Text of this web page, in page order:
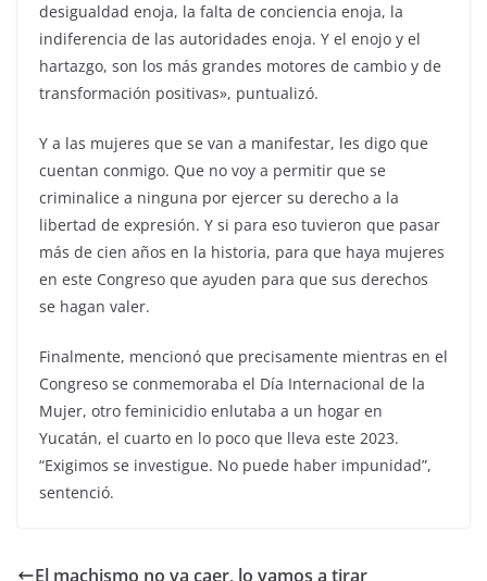
desigualdad enoja, la falta de conciencia enoja, la
indiferencia de las autoridades enoja. Y el enojo y el
hartazgo, son los más grandes motores de cambio y de
transformación positivas», puntualizó.
Y a las mujeres que se van a manifestar, les digo que
cuentan conmigo. Que no voy a permitir que se
criminalice a ninguna por ejercer su derecho a la
libertad de expresión. Y si para eso tuvieron que pasar
más de cien años en la historia, para que haya mujeres
en este Congreso que ayuden para que sus derechos
se hagan valer.
Finalmente, mencionó que precisamente mientras en el
Congreso se conmemoraba el Día Internacional de la
Mujer, otro feminicidio enlutaba a un hogar en
Yucatán, el cuarto en lo poco que lleva este 2023.
“Exigimos se investigue. No puede haber impunidad”,
sentenció.
El machismo no va caer, lo vamos a tirar